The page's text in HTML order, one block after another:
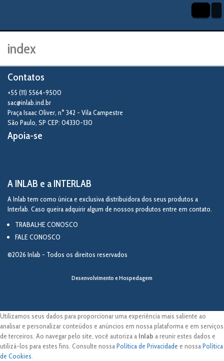
index
Contatos
+55 (11) 5564-9500
sac@inlab.ind.br
Praça Isaac Oliver, n° 342 - Vila Campestre
São Paulo SP CEP: 04330-130
Apoia-se
A INLAB e a INTERLAB
A Inlab tem como única e exclusiva distribuidora dos seus produtos a
Interlab. Caso queira adquirir algum de nossos produtos entre em contato.
TRABALHE CONOSCO
FALE CONOSCO
©2026 Inlab - Todos os direitos reservados
Desenvolvimento e Hospedagem
Utilizamos seus dados para proporcionar uma experiência mais saliente ao
analisar e personalizar conteúdos e anúncios em nossa plataforma e em serviços
de terceiros. Ao navegar pelo site, você autoriza a Inlab a reunir estes dados e
utilizá-los para estes fins. Consulte nossaPolítica de Privacidade e nossaPolítica
de Cookies